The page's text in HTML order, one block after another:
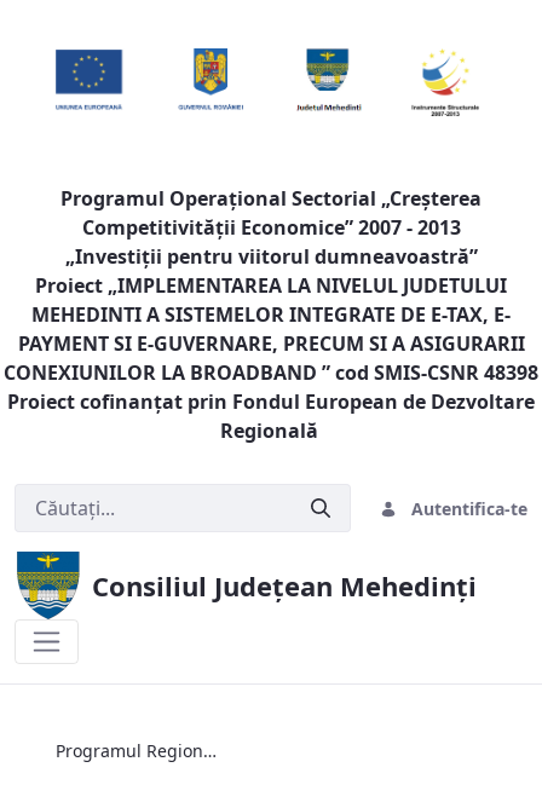
Programul Operaţional Sectorial „Creşterea
Competitivităţii Economice” 2007 - 2013
„Investiţii pentru viitorul dumneavoastră”
Proiect „IMPLEMENTAREA LA NIVELUL JUDETULUI
MEHEDINTI A SISTEMELOR INTEGRATE DE E-TAX, E-
PAYMENT SI E-GUVERNARE, PRECUM SI A ASIGURARII
CONEXIUNILOR LA BROADBAND ” cod SMIS-CSNR 48398
Proiect cofinanţat prin Fondul European de Dezvoltare
Regională
Autentifica-te
Consiliul Județean Mehedinți
Programul Regional (PR) Sud-Vest Oltenia 2021-2027